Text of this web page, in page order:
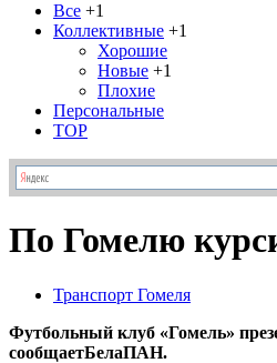
Все +1
Коллективные +1
Хорошие
Новые +1
Плохие
Персональные
TOP
По Гомелю
Транспорт Гомеля
Футбольный клуб «Гомель»
сообщаетБелаПАН.